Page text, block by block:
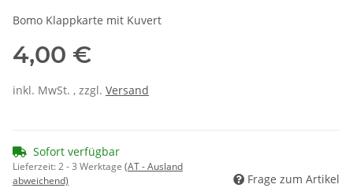
Bomo Klappkarte mit Kuvert
4,00 €
inkl. MwSt. , zzgl. Versand
Sofort verfügbar
Lieferzeit:2 - 3 Werktage (AT - Ausland
abweichend)
Frage zum Artikel